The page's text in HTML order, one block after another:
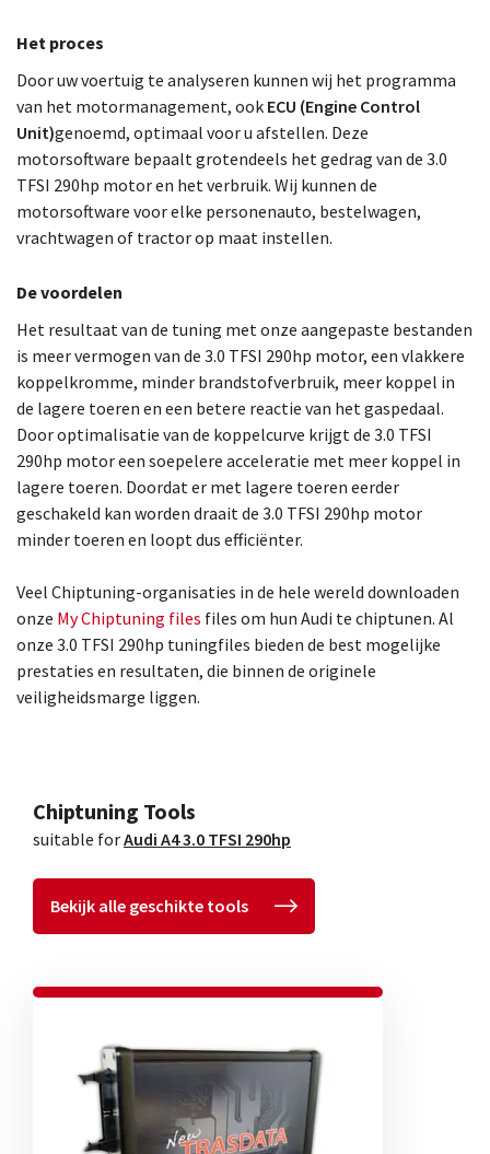
Het proces
Door uw voertuig te analyseren kunnen wij het programma
van het motormanagement, ook ECU (Engine Control
Unit)genoemd, optimaal voor u afstellen. Deze
motorsoftware bepaalt grotendeels het gedrag van de 3.0
TFSI 290hp motor en het verbruik. Wij kunnen de
motorsoftware voor elke personenauto, bestelwagen,
vrachtwagen of tractor op maat instellen.
De voordelen
Het resultaat van de tuning met onze aangepaste bestanden
is meer vermogen van de 3.0 TFSI 290hp motor, een vlakkere
koppelkromme, minder brandstofverbruik, meer koppel in
de lagere toeren en een betere reactie van het gaspedaal.
Door optimalisatie van de koppelcurve krijgt de 3.0 TFSI
290hp motor een soepelere acceleratie met meer koppel in
lagere toeren. Doordat er met lagere toeren eerder
geschakeld kan worden draait de 3.0 TFSI 290hp motor
minder toeren en loopt dus efficiënter.
Veel Chiptuning-organisaties in de hele wereld downloaden
onze My Chiptuning files files om hun Audi te chiptunen. Al
onze 3.0 TFSI 290hp tuningfiles bieden de best mogelijke
prestaties en resultaten, die binnen de originele
veiligheidsmarge liggen.
Chiptuning Tools
suitable forAudi A4 3.0 TFSI 290hp
Bekijk alle geschikte tools